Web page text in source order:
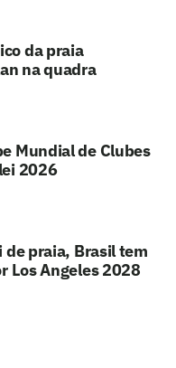
da praia
na quadra
Mundial de Clubes
2026
de praia, Brasil tem
Los Angeles 2028